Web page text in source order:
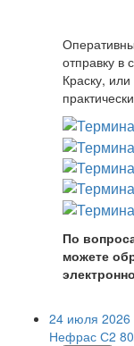
отправку в
Краску,
По
можете
24 июля 2026
Нефрас С2